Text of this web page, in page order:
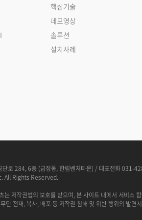
핵심기술
데모영상
솔루션
설치사례
단로 284, 6층 (금정동, 한림벤처타운) / 대표전화
All Rights Reserved.
는 저작권법의 보호를 받으며, 본 사이트 내에서 서비스
단 전재, 복사, 배포 등 저작권 침해 및 위반 행위의 발견